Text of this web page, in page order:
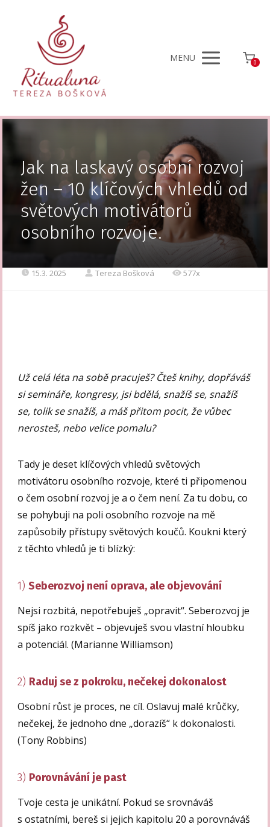
MENU 0
Jak na laskavý osobní rozvoj
žen – 10 klíčových vhledů od
světových motivátorů
osobního rozvoje.
15.3. 2025 Tereza Bošková 577x
Už celá léta na sobě pracuješ? Čteš knihy, dopřáváš
si semináře, kongresy, jsi bdělá, snažíš se, snažíš
se, tolik se snažíš, a máš přitom pocit, že vůbec
nerosteš, nebo velice pomalu?
Tady je deset klíčových vhledů světových
motivátoru osobního rozvoje, které ti připomenou
o čem osobní rozvoj je a o čem není. Za tu dobu, co
se pohybuji na poli osobního rozvoje na mě
zapůsobily přístupy světových koučů. Koukni který
z těchto vhledů je ti blízký:
1)Seberozvoj není oprava, ale objevování
Nejsi rozbitá, nepotřebuješ „opravit“. Seberozvoj je
spíš jako rozkvět – objevuješ svou vlastní hloubku
a potenciál. (Marianne Williamson)
2) Raduj se z pokroku, nečekej dokonalost
Osobní růst je proces, ne cíl. Oslavuj malé krůčky,
nečekej, že jednoho dne „dorazíš“ k dokonalosti.
(Tony Robbins)
3) Porovnávání je past
Tvoje cesta je unikátní. Pokud se srovnáváš
s ostatními, bereš si jejich kapitolu 20 a porovnáváš